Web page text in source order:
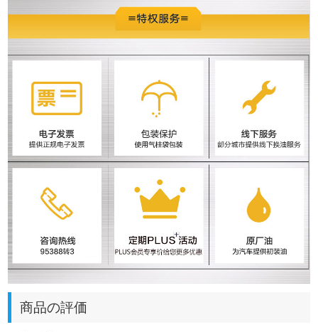
商品の評価